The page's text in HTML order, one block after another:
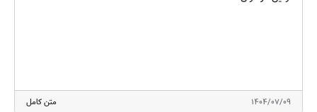
1404/07/09 متن کامل